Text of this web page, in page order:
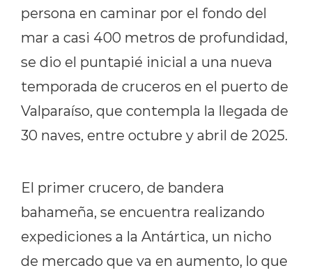
persona en caminar por el fondo del
mar a casi 400 metros de profundidad,
se dio el puntapié inicial a una nueva
temporada de cruceros en el puerto de
Valparaíso, que contempla la llegada de
30 naves, entre octubre y abril de 2025.
El primer crucero, de bandera
bahameña, se encuentra realizando
expediciones a la Antártica, un nicho
de mercado que va en aumento, lo que